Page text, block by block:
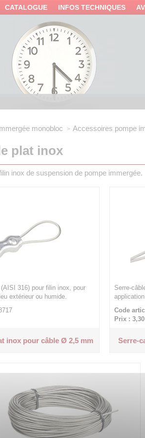
CATALOGUE INFOS TECHNIQUES
monobloc Accessoires pompe
plat inox
inox de suspension de pompe immergée.
316) pour filin inox, pour
extérieur ou humide.
inox pour câble Ø 2,5 mm
Serre-
Code
Prix :
Serre-